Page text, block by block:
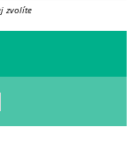
zvolíte